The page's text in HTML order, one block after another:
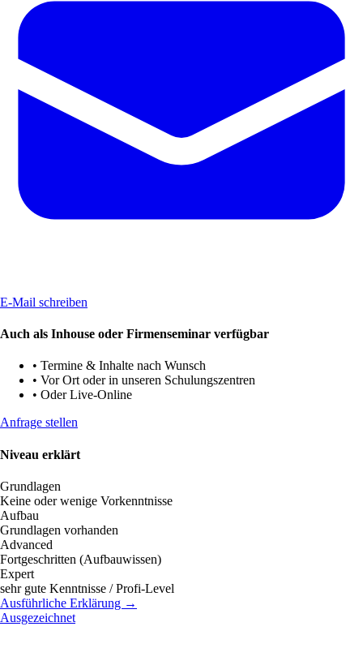
E-Mail schreiben
Auch als Inhouse oder Firmenseminar verfügbar
• Termine & Inhalte nach Wunsch
• Vor Ort oder in unseren Schulungszentren
• Oder Live-Online
Anfrage stellen
Niveau erklärt
Grundlagen
Keine oder wenige Vorkenntnisse
Aufbau
Grundlagen vorhanden
Advanced
Fortgeschritten (Aufbauwissen)
Expert
sehr gute Kenntnisse / Profi-Level
Ausführliche Erklärung →
Ausgezeichnet